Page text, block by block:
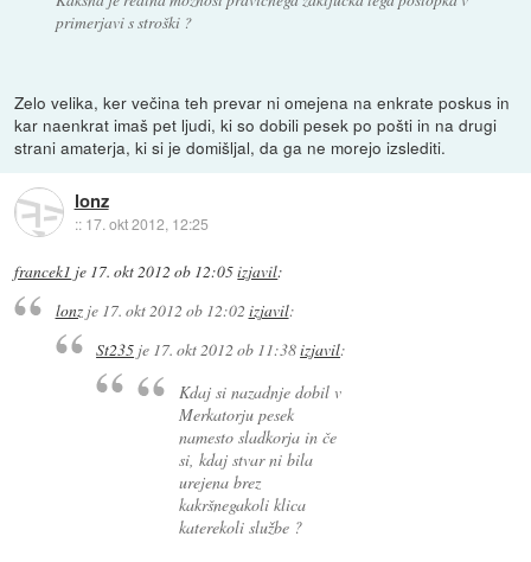
primerjavi s stroški ?
Zelo velika, ker večina teh prevar ni omejena na enkrate poskus in
kar naenkrat imaš pet ljudi, ki so dobili pesek po pošti in na drugi
strani amaterja, ki si je domišljal, da ga ne morejo izslediti.
lonz
:: 17. okt 2012, 12:25
francek1 je 17. okt 2012 ob 12:05izjavil:
lonzje 17. okt 2012 ob 12:02 izjavil:
St235 je 17. okt 2012 ob 11:38izjavil:
Kdaj si nazadnje dobil v
Merkatorju pesek
namesto sladkorja in če
si, kdaj stvar ni bila
urejena brez
kakršnegakoli klica
katerekoli službe ?